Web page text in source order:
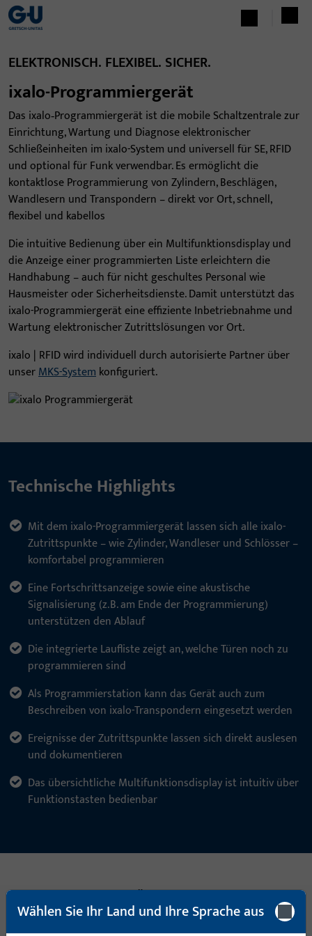
ELEKTRONISCH. FLEXIBEL. SICHER.
ixalo-Programmiergerät
Das ixalo‑Programmiergerät ist die mobile Schaltzentrale zur
Einrichtung, Wartung und Diagnose elektronischer
Schließeinheiten im ixalo-System und universell für SE, RFID
und optional für Funk verwendbar. Es ermöglicht die
kontaktlose Programmierung von Zylindern, Beschlägen,
Wandlesern und Transpondern – direkt vor Ort, schnell,
flexibel und kabellos
Die intuitive Bedienung über ein Multifunktionsdisplay und
die Anzeige einer programmierten Liste erleichtern die
Handhabung – auch für nicht geschultes Personal wie
Hausmeister oder Sicherheitsdienste. Damit unterstützt das
ixalo-Programmiergerät eine effiziente Inbetriebnahme und
Wartung elektronischer Zutrittslösungen vor Ort.
ixalo | RFID wird individuell durch autorisierte Partner über
unserMKS-Systemkonfiguriert.
Technische Highlights
Mit dem ixalo-Programmiergerät lassen sich alle ixalo-
Zutrittspunkte – wie Zylinder, Wandleser und Schlösser –
komfortabel programmieren
Eine Fortschrittsanzeige sowie eine akustische
Signalisierung (z. B. am Ende der Programmierung)
unterstützen den Ablauf
Die integrierte Laufliste zeigt an, welche Türen noch zu
programmieren sind
Als Programmierstation kann das Gerät auch zum
Beschreiben von ixalo-Transpondern eingesetzt werden
Ereignisse der Zutrittspunkte lassen sich direkt auslesen
und dokumentieren
Das übersichtliche Multifunktionsdisplay ist intuitiv über
Funktionstasten bedienbar
SPEZIFIKATIONEN IM ÜBERBLICK
Technische Daten
Wählen Sie Ihr Land und Ihre Sprache aus